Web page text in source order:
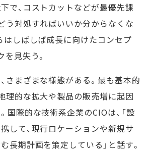
で、コストカットなどが最優先課
う対処すればいいか分からなくな
はしばしば成長に向けたコンセプ
を見失う。
さまざまな様態がある。最も基本的
理的な拡大や製品の販売増に起因
国際的な技術系企業のCIOは、「設
して、現行ロケーションや新規サ
長期計画を策定している」と話す。